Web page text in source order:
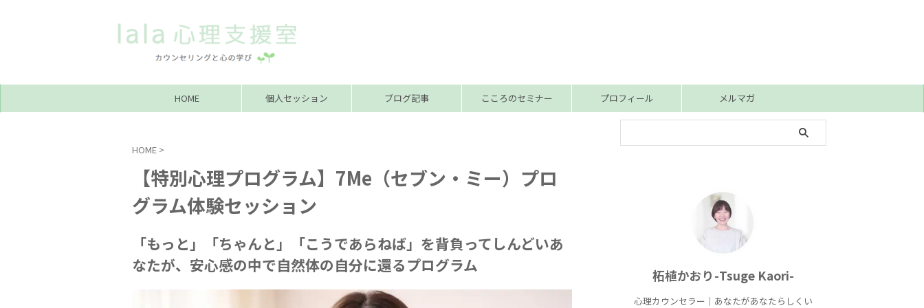
HOME 個人セッション ブログ記事 こころのセミナー プロフィール メルマガ
HOME >
【特別心理プログラム】7Me（セブン・ミー）プロ
グラム体験セッション
「もっと」「ちゃんと」「こうであらねば」を背負ってしんどいあ
なたが、安心感の中で自然体の自分に還るプログラム
柘植かおり-Tsuge Kaori-
心理カウンセラー｜あなたがあなたらしくい